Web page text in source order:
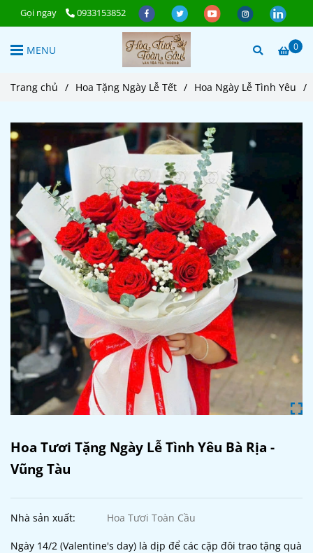
Gọi ngay 0933153852
0
MENU
Trang chủ / Hoa Tặng Ngày Lễ Tết / Hoa Ngày Lễ Tình Yêu /
Hoa Tươi Tặng Ngày Lễ Tình Yêu Bà Rịa -
Vũng Tàu
Nhà sản xuất: Hoa Tươi Toàn Cầu
Ngày 14/2 (Valentine's day) là dịp để các cặp đôi trao tặng quà